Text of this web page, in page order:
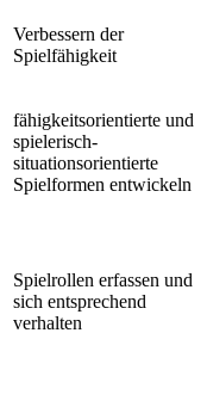
Verbessern der
Spielfähigkeit
fähigkeitsorientierte und
spielerisch-
situationsorientierte
Spielformen entwickeln
Spielrollen erfassen und
sich entsprechend
verhalten